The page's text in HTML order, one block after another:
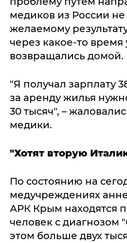
медиков из России
желаемому
через какое-то время
возвращались домой.
"Я получал зарплату
за аренду жилья
30 тысяч", –
медики.
"Хотят вторую
По состоянию на
медучреждениях
АРК Крым находятся
человек с диагнозом
этом больше двух